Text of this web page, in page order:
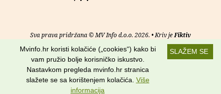
Sva prava pridržana © MV Info d.o.o. 2026. • Kriv jeFiktiv
Uvjeti korištenja RSS kanali
Potraži nas na:
SLAŽEM SE
Mvinfo.hr koristi kolačiće („cookies“) kako bi
vam pružio bolje korisničko iskustvo.
Nastavkom pregleda mvinfo.hr stranica
slažete se sa korištenjem kolačića. Više
informacija